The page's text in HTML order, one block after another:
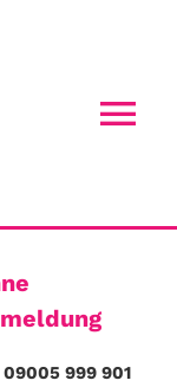
09005 999 901